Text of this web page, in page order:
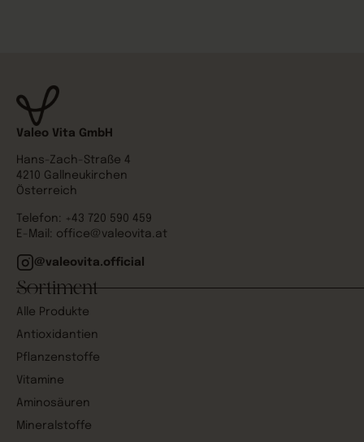
Valeo Vita GmbH
Hans-Zach-Straße 4
4210 Gallneukirchen
Österreich
Telefon: +43 720 590 459
E-Mail: office@valeovita.at
@valeovita.official
Sortiment
Alle Produkte
Antioxidantien
Pflanzenstoffe
Vitamine
Aminosäuren
Mineralstoffe